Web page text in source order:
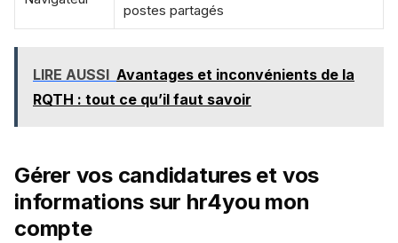
postes partagés
LIRE AUSSI Avantages et inconvénients de la
RQTH : tout ce qu’il faut savoir
Gérer vos candidatures et vos
informations sur hr4you mon
compte